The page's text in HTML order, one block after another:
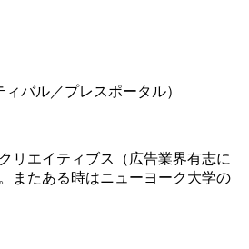
バル／プレスポータル）
リエイティブス（広告業界有志に
またある時はニューヨーク大学の